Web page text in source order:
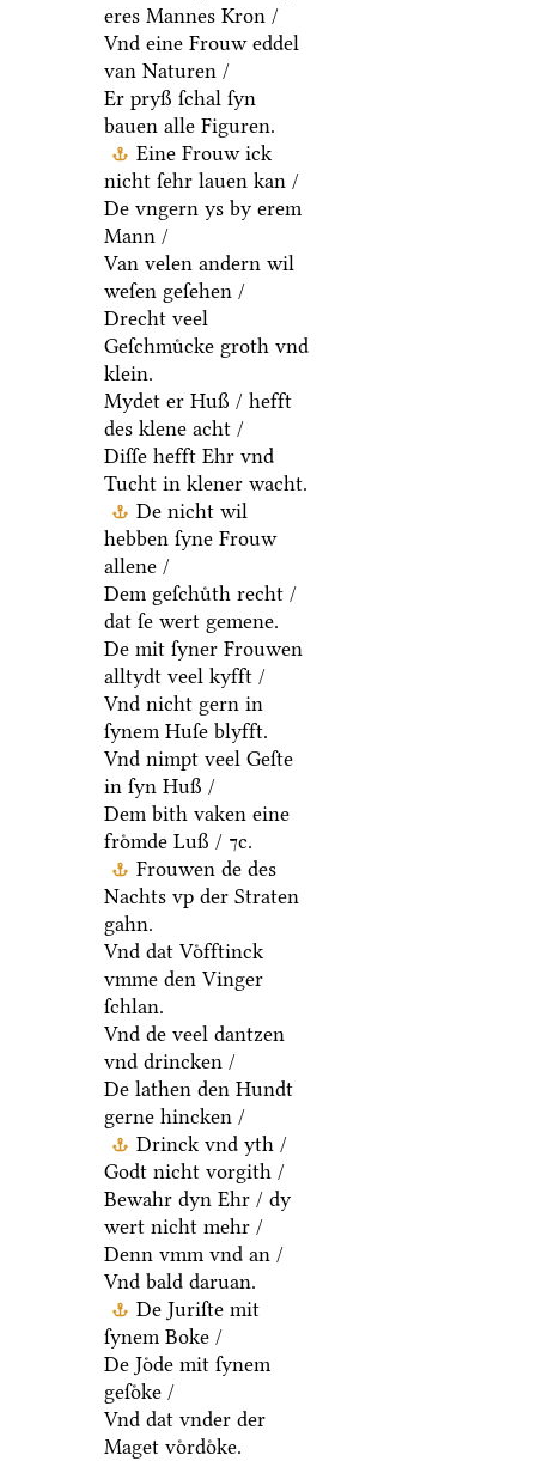
eres Mannes Kron /
Vnd eine Frouw eddel
van Naturen /
Er pryß ſchal ſyn
bauen alle Figuren.
Eine Frouw ick
nicht ſehr lauen kan /
De vngern ys by erem
Mann /
Van velen andern wil
weſen geſehen /
Drecht veel
Geſchmuͤcke groth vnd
klein.
Mydet er Huß / hefft
des klene acht /
Diſſe hefft Ehr vnd
Tucht in klener wacht.
De nicht wil
hebben ſyne Frouw
allene /
Dem geſchuͤth recht /
dat ſe wert gemene.
De mit ſyner Frouwen
alltydt veel kyfft /
Vnd nicht gern in
ſynem Huſe blyfft.
Vnd nimpt veel Geſte
in ſyn Huß /
Dem bith vaken eine
froͤmde Luß / ⁊c.
Frouwen de des
Nachts vp der Straten
gahn.
Vnd dat Voͤfftinck
vmme den Vinger
ſchlan.
Vnd de veel dantzen
vnd drincken /
De lathen den Hundt
gerne hincken /
Drinck vnd yth /
Godt nicht vorgith /
Bewahr dyn Ehr / dy
wert nicht mehr /
Denn vmm vnd an /
Vnd bald daruan.
De Juriſte mit
ſynem Boke /
De Joͤde mit ſynem
geſoͤke /
Vnd dat vnder der
Maget voͤrdoͤke.